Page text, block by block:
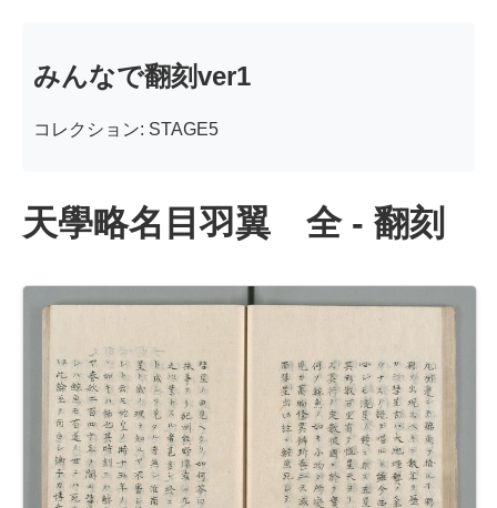
みんなで翻刻ver1
コレクション: STAGE5
天學略名目羽翼 全 - 翻刻